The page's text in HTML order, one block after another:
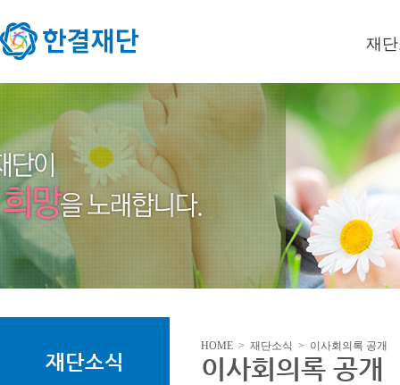
재
이사
미션/
연혁
재단소식
HOME > 재단소식 > 이사회의록 공개
이사회의록 공개